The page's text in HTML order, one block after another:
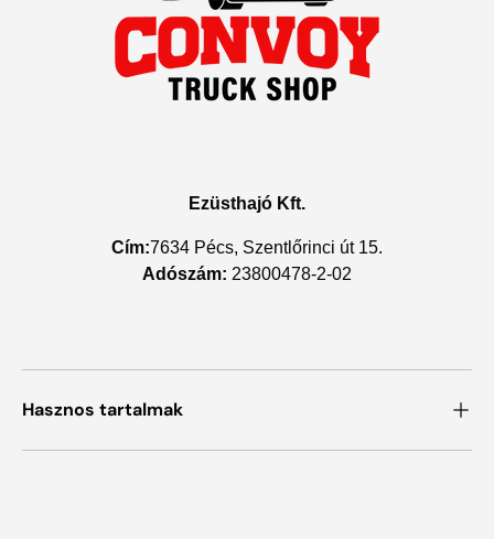
Ezüsthajó Kft.
Cím:7634 Pécs, Szentlőrinci út 15.
Adószám: 23800478-2-02
Hasznos tartalmak